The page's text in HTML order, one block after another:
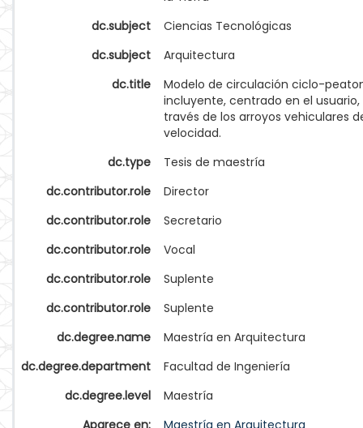
dc.subject
Ciencias Tecnológicas
dc.subject
Arquitectura
dc.title
Modelo de circulación ciclo-
incluyente, centrado en el usuario,
través de los arroyos vehiculares
velocidad.
dc.type
Tesis de maestría
dc.contributor.role
Director
dc.contributor.role
Secretario
dc.contributor.role
Vocal
dc.contributor.role
Suplente
dc.contributor.role
Suplente
dc.degree.name
Maestría en Arquitectura
dc.degree.department
Facultad de Ingeniería
dc.degree.level
Maestría
Aparece en:
Maestría en Arquitectura